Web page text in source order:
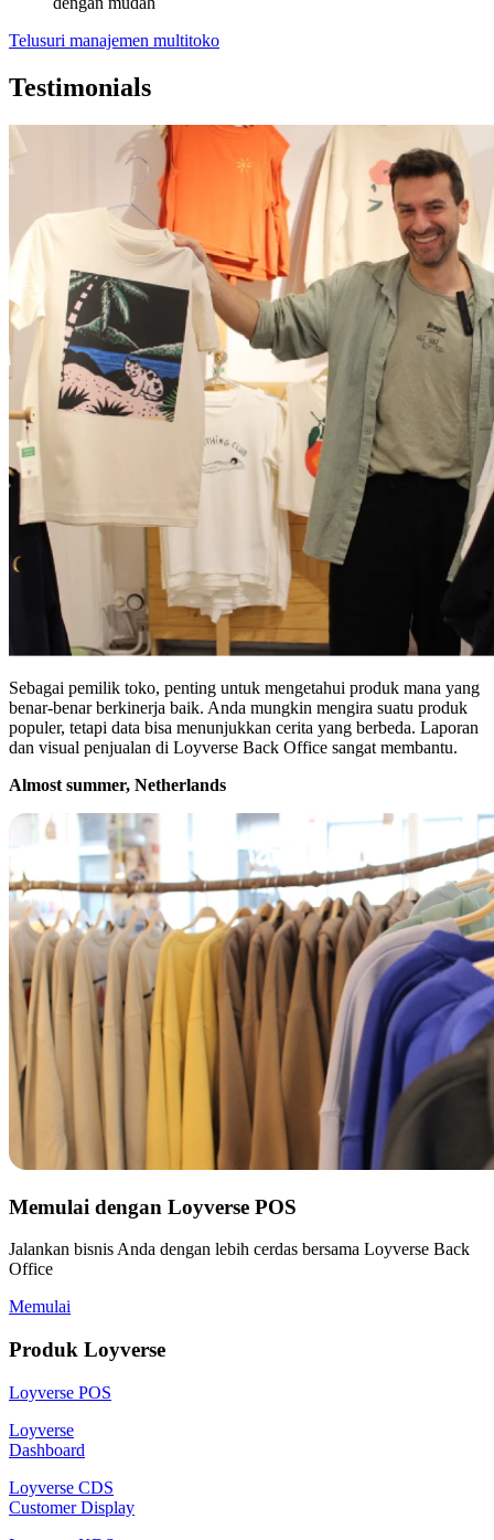
Telusuri manajemen multitoko
Testimonials
Sebagai pemilik toko, penting untuk mengetahui produk mana yang
benar-benar berkinerja baik. Anda mungkin mengira suatu produk
populer, tetapi data bisa menunjukkan cerita yang berbeda. Laporan
dan visual penjualan di Loyverse Back Office sangat membantu.
Almost summer, Netherlands
Memulai dengan Loyverse POS
Jalankan bisnis Anda dengan lebih cerdas bersama Loyverse Back
Office
Memulai
Produk Loyverse
Loyverse POS
Loyverse
Dashboard
Loyverse CDS
Customer Display